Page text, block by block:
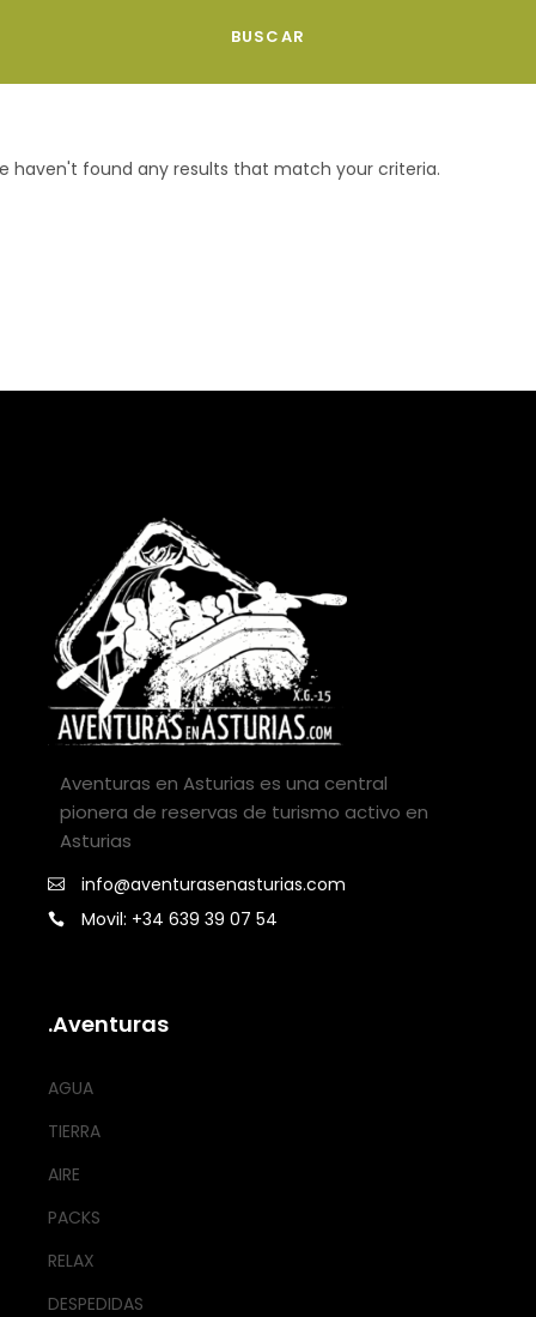
haven't found any results that match your criteria.
Aventuras en Asturias es una central
pionera de reservas de turismo activo en
Asturias
info@aventurasenasturias.com
Movil: +34 639 39 07 54
.Aventuras
AGUA
TIERRA
AIRE
PACKS
RELAX
DESPEDIDAS